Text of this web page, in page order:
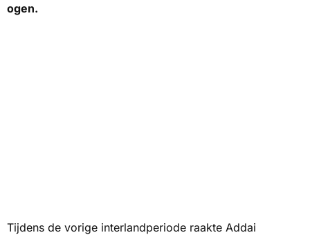
ogen.
Tijdens de vorige interlandperiode raakte Addai